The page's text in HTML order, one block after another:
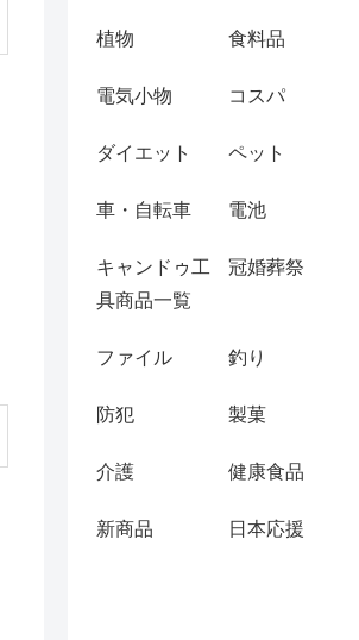
植物 食料品
電気小物 コスパ
ダイエット ペット
車・自転車 電池
キャンドゥ工
具商品一覧
冠婚葬祭
ファイル 釣り
防犯 製菓
介護 健康食品
新商品 日本応援